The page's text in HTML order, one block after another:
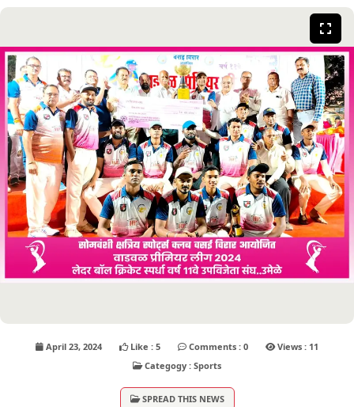
April 23, 2024 Like : 5 Comments : 0
Views : 11
Categogy : Sports
SPREAD THIS NEWS